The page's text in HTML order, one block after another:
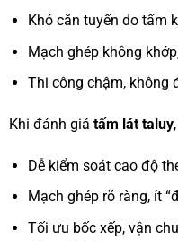
Khó căn tuyến do tấm
Mạch ghép không
Thi công chậm, không
Khi đánh giá tấm lát taluy
Dễ kiểm soát cao độ
Mạch ghép rõ ràng, ít
Tối ưu bốc xếp, vận